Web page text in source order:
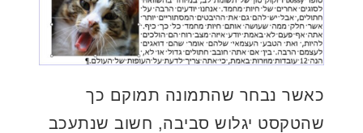
כאשר נבחר שהתמונה תמוקם כך
שהטקסט יגלוש סביבה, חשוב שנתעכב